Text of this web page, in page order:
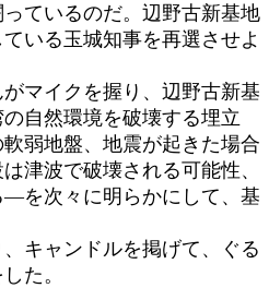
ているのだ。辺野古新基地
いる玉城知事を再選させよ
マイクを握り、辺野古新基
自然環境を破壊する埋立
弱地盤、地震が起きた場合
津波で破壊される可能性、
を次々に明らかにして、基
キャンドルを掲げて、ぐる
ールをした。